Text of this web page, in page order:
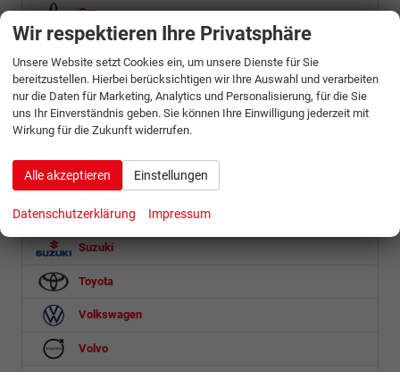
Ora
Peugeot
Porsche
Renault
Skoda
Ssangyong
Suzuki
Toyota
Volkswagen
Volvo
Wir respektieren Ihre Privatsphäre
Unsere Website setzt Cookies ein, um unsere Dienste für Sie
bereitzustellen. Hierbei berücksichtigen wir Ihre Auswahl und verarbeiten
nur die Daten für Marketing, Analytics und Personalisierung, für die Sie
uns Ihr Einverständnis geben. Sie können Ihre Einwilligung jederzeit mit
Wirkung für die Zukunft widerrufen.
Alle akzeptieren Einstellungen
Datenschutzerklärung Impressum